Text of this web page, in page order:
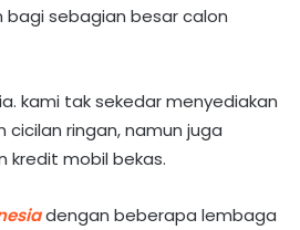
sebagian besar calon
kami tak sekedar menyediakan
ringan, namun juga
kredit mobil bekas.
dengan beberapa lembaga